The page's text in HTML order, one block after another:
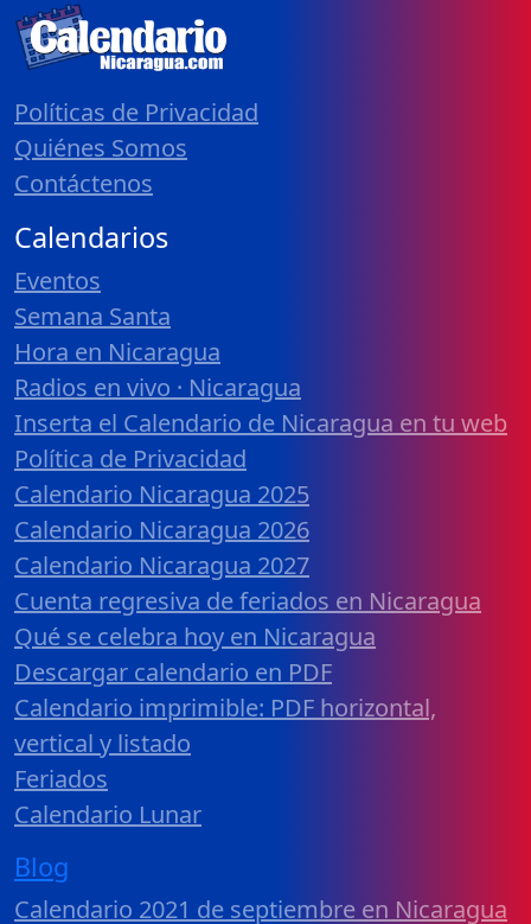
Políticas de Privacidad
Quiénes Somos
Contáctenos
Calendarios
Eventos
Semana Santa
Hora en Nicaragua
Radios en vivo · Nicaragua
Inserta el Calendario de Nicaragua en tu web
Política de Privacidad
Calendario Nicaragua 2025
Calendario Nicaragua 2026
Calendario Nicaragua 2027
Cuenta regresiva de feriados en Nicaragua
Qué se celebra hoy en Nicaragua
Descargar calendario en PDF
Calendario imprimible: PDF horizontal,
vertical y listado
Feriados
Calendario Lunar
Blog
Calendario 2021 de septiembre en Nicaragua